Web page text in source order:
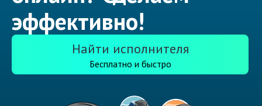
эффективно!
Найти исполнителя
Бесплатно и быстро